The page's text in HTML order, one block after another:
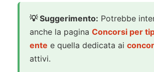
💡 Suggerimento: Potrebbe
anche la pagina Concorsi per
ente e quella dedicata ai
attivi.